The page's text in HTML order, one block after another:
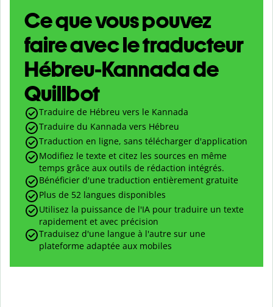
Ce que vous pouvez
faire avec le traducteur
Hébreu-Kannada de
Quillbot
Traduire de Hébreu vers le Kannada
Traduire du Kannada vers Hébreu
Traduction en ligne, sans télécharger d'application
Modifiez le texte et citez les sources en même
temps grâce aux outils de rédaction intégrés.
Bénéficier d'une traduction entièrement gratuite
Plus de 52 langues disponibles
Utilisez la puissance de l'IA pour traduire un texte
rapidement et avec précision
Traduisez d'une langue à l'autre sur une
plateforme adaptée aux mobiles